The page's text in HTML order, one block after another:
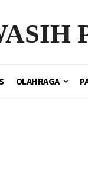
OLAHRAGA